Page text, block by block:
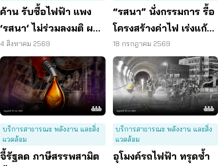
ค้าน รับซื้อไฟฟ้า แพง
‘รสนา’ ไม่ร่วมลงมติ ผลัก
ผู้บริโภค “แบก”
4 สิงหาคม 2569
“รสนา” นั่งกรรมการ รื้อ
โครงสร้างค่าไฟ เร่งแก้
ต้นเหตุพลังงานแพง
18 กรกฎาคม 2569
บริการสาธารณะ พลังงาน และสิ่ง
แวดล้อม
จี้รัฐลด ภาษีสรรพสามิต
บริการสาธารณะ พลังงาน และสิ่ง
แวดล้อม
อุโมงค์รถไฟฟ้า ทรุดซ้ำ